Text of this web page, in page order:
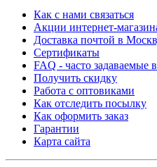
Как с нами связаться
Акции интернет-
Доставка почтой в
Сертификаты
FAQ - часто задаваемые
Получить скидку
Работа с оптовиками
Как отследить посылку
Как оформить заказ
Гарантии
Карта сайта